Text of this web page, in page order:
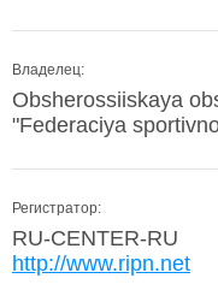
Владелец:
Obsherossiiskaya
"Federaciya
Регистратор:
RU-CENTER-RU
http://www.ripn.net